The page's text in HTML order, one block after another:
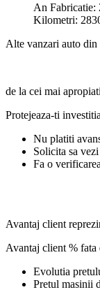
An Fabricatie:
Kilometri:
Alte vanzari auto din
de la cei mai
Protejeaza-ti investitia
Nu platiti
Solicita sa
Fa o
Avantaj client
Avantaj client % fata
Evolutia
Pretul masinii